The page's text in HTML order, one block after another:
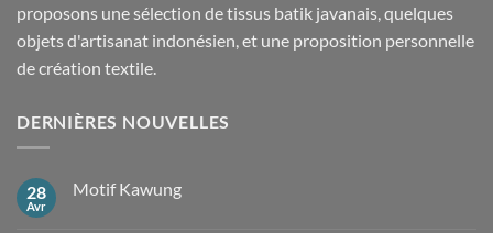
proposons une sélection de tissus batik javanais, quelques
objets d'artisanat indonésien, et une proposition personnelle
de création textile.
DERNIÈRES NOUVELLES
28
Avr
Motif Kawung